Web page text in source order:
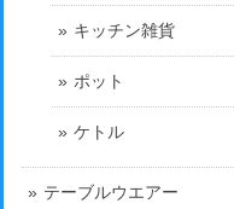
キッチン雑貨
ポット
ケトル
テーブルウエアー